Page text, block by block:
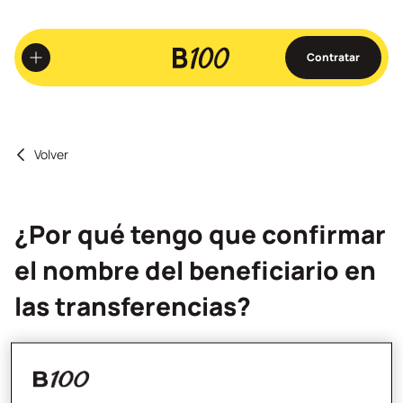
Ir
al
contenido
principal
Contratar
Volver
¿Por qué tengo que confirmar
el nombre del beneficiario en
las transferencias?
realizar una transferencia por error a otro destinatario.